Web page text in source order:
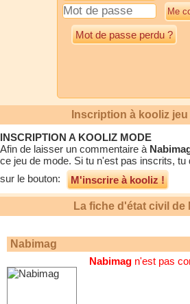
Mot de passe perdu ?
Inscription à kooliz
INSCRIPTION A KOOLIZ MODE
Afin de laisser un commentaire à
ce jeu de mode. Si tu n'est pas inscrits,
sur le bouton:
M'inscrire à kooliz !
La fiche d'état civil de
Nabimag
Nabimagn'est pas